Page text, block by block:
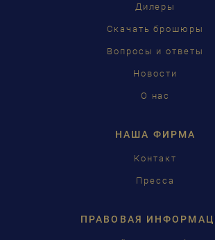
Дилеры
Скачать брошюры
Вопросы и ответы
Новости
О нас
НАША ФИРМА
Контакт
Пресса
ПРАВОВАЯ